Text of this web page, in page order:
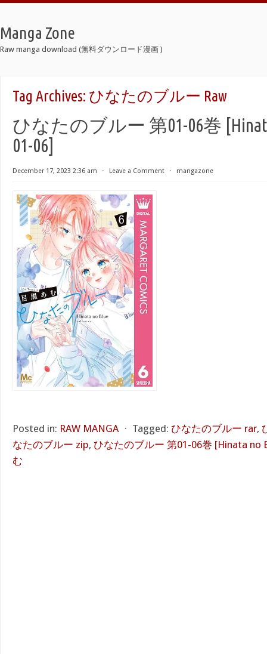
Manga Zone
Raw manga download (無料ダウンロード漫画 )
Tag Archives: ひなたのブルー Raw
ひなたのブルー 第01-06巻
01-06]
December 17, 2023 2:36 am ⋅ Leave a Comment ⋅ mangazone
Posted in: RAW MANGA ⋅ Tagged: ひなたのブルー rar,
なたのブルー zip, ひなたのブルー 第01-06巻 [Hinata no
む